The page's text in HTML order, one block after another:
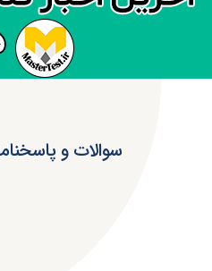
سوالات و